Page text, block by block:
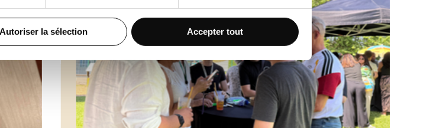
Autoriser la sélection Accepter tout